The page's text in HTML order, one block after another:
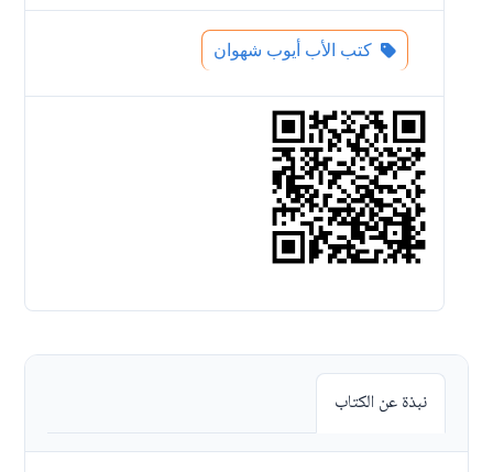
كتب الأب أيوب شهوان
نبذة عن الكتاب